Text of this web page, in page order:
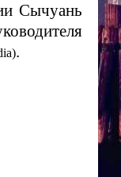
Сычуань
.